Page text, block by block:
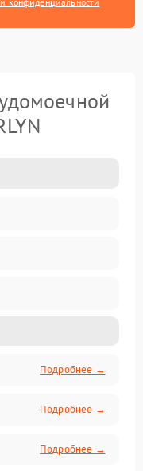
Подробнее →
Подробнее →
Подробнее →